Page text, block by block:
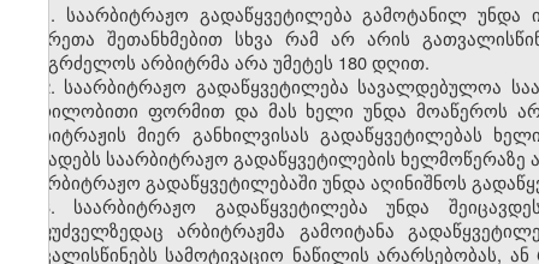
1. საარბიტრაჟო გადაწყვეტილება გამოტანილ
მხარეთა შეთანხმებით სხვა რამ არ არის
გააგრძელოს არბიტრმა არა უმეტეს 180 დღით.
2. საარბიტრაჟო გადაწყვეტილება სავალდებულოა
წერილობითი ფორმით და მას ხელი უნდა მოაწეროს
არბიტრაჟის მიერ განხილვისას გადაწყვეტილებას
აცხადებს საარბიტრაჟო გადაწყვეტილების ხელმოწერაზე
საარბიტრაჟო გადაწყვეტილებაში უნდა აღინიშნოს
3. საარბიტრაჟო გადაწყვეტილება უნდა
საფუძველზედაც არბიტრაჟმა გამოიტანა
ითვალისწინებს სამოტივაციო ნაწილის არარსებობას,